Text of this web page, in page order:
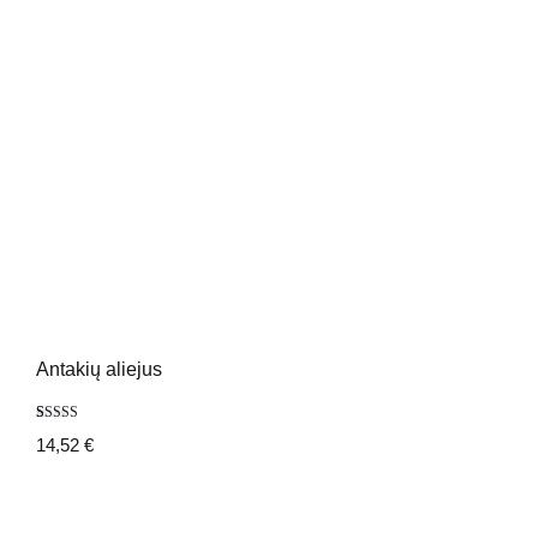
Antakių aliejus
5.00iš 5
14,52 €